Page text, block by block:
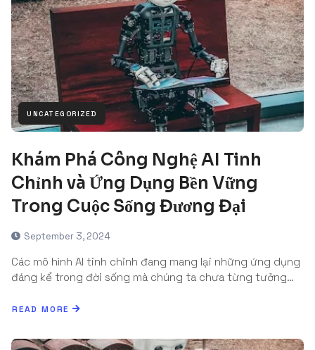
UNCATEGORIZED
Khám Phá Công Nghệ AI Tinh
Chỉnh và Ứng Dụng Bền Vững
Trong Cuộc Sống Đương Đại
September 3, 2024
Các mô hình AI tinh chỉnh đang mang lại những ứng dụng
đáng kể trong đời sống mà chúng ta chưa từng tưởng…
READ MORE